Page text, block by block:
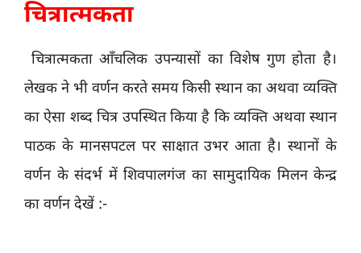
चित्रात्मकता
चित्रात्मकता आँचलिक उपन्यासों का विशेष गुण होता है।
लेखक ने भी वर्णन करते समय किसी स्थान का अथवा व्यक्ति
का ऐसा शब्द चित्र उपस्थित किया है कि व्यक्ति अथवा स्थान
पाठक के मानसपटल पर साक्षात उभर आता है। स्थानों के
वर्णन के संदर्भ में शिवपालगंज का सामुदायिक मिलन केन्द्र
का वर्णन देखें :-